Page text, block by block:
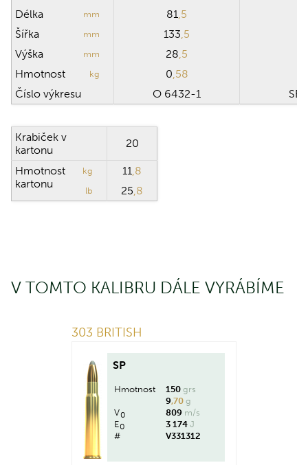
Délka mm 81,5
Šířka
mm 133,5
Výška
mm 28,5
Hmotnost
kg 0,58
Číslo výkresu
O 6432-1 SB
Krabiček v
kartonu
20
Hmotnost
kartonu
kg 11,8
lb 25,8
V TOMTO KALIBRU DÁLE VYRÁBÍME
303 BRITISH
SP
Hmotnost 150 grs
9,70 g
V0 809 m/s
E0 3 174 J
#
V331312